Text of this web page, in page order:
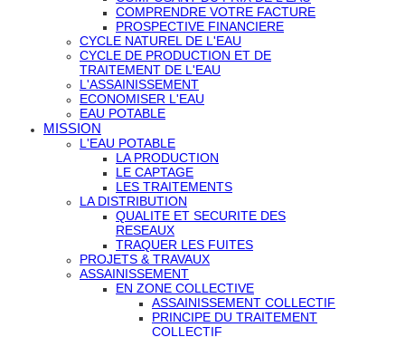
COMPRENDRE VOTRE FACTURE
PROSPECTIVE FINANCIERE
CYCLE NATUREL DE L'EAU
CYCLE DE PRODUCTION ET DE
TRAITEMENT DE L'EAU
L'ASSAINISSEMENT
ECONOMISER L'EAU
EAU POTABLE
MISSION
L'EAU POTABLE
LA PRODUCTION
LE CAPTAGE
LES TRAITEMENTS
LA DISTRIBUTION
QUALITE ET SECURITE DES
RESEAUX
TRAQUER LES FUITES
PROJETS & TRAVAUX
ASSAINISSEMENT
EN ZONE COLLECTIVE
ASSAINISSEMENT COLLECTIF
PRINCIPE DU TRAITEMENT
COLLECTIF